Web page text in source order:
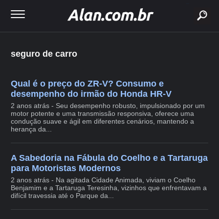
seguro de carro
Qual é o preço do ZR-V? Consumo e
desempenho do irmão do Honda HR-V
2 anos atrás - Seu desempenho robusto, impulsionado por um
motor potente e uma transmissão responsiva, oferece uma
condução suave e ágil em diferentes cenários, mantendo a
herança da...
A Sabedoria na Fábula do Coelho e a Tartaruga
para Motoristas Modernos
2 anos atrás - Na agitada Cidade Animada, viviam o Coelho
Benjamim e a Tartaruga Teresinha, vizinhos que enfrentavam a
difícil travessia até o Parque da...